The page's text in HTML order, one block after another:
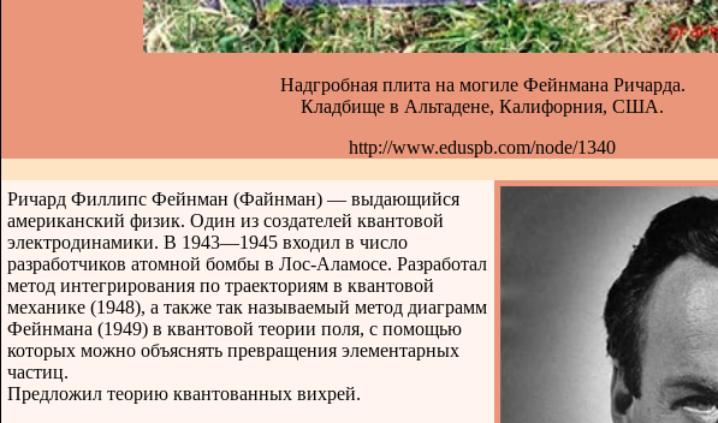
Надгробная плита на могиле Фейнмана Ричарда.
Кладбище в Альтадене, Калифорния, США.
http://www.eduspb.com/node/1340
Ричард Филлипс Фейнман (Файнман) — выдающийся
американский физик. Один из создателей квантовой
электродинамики. В 1943—1945 входил в число
разработчиков атомной бомбы в Лос-Аламосе. Разработал
метод интегрирования по траекториям в квантовой
механике (1948), а также так называемый метод диаграмм
Фейнмана (1949) в квантовой теории поля, с помощью
которых можно объяснять превращения элементарных
частиц.
Предложил теорию квантованных вихрей.